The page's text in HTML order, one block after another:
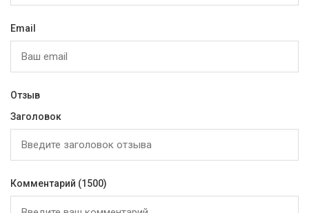
Email
Отзыв
Заголовок
Комментарий (1500)